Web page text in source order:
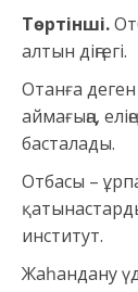
Төртінші.
алтын діңгегі.
Отанға деген
аймағыңа,
басталады.
Отбасы –
институт.
Жаһандану